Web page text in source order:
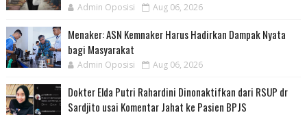
Admin Oposisi Aug 06, 2026
Menaker: ASN Kemnaker Harus Hadirkan Dampak Nyata
bagi Masyarakat
Admin Oposisi Aug 06, 2026
Dokter Elda Putri Rahardini Dinonaktifkan dari RSUP dr
Sardjito usai Komentar Jahat ke Pasien BPJS